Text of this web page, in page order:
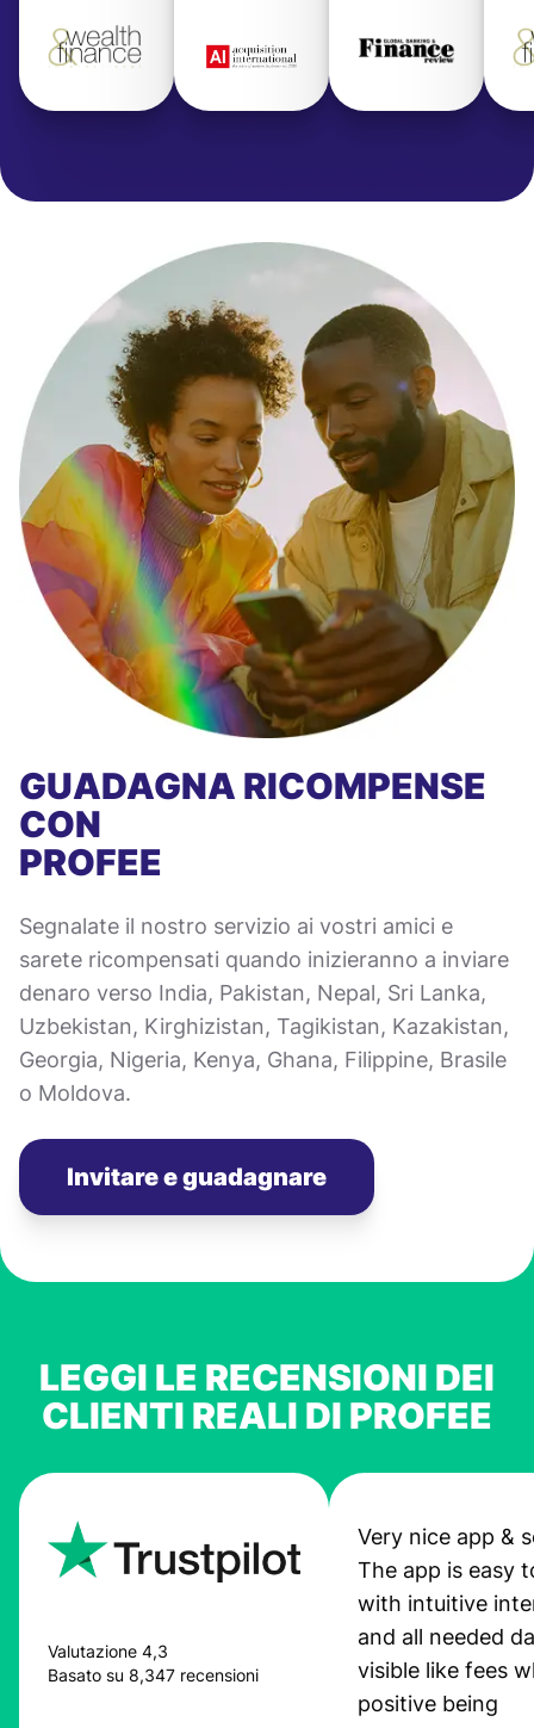
GUADAGNA RICOMPENSE
CON
PROFEE
Segnalate il nostro servizio ai vostri amici e
sarete ricompensati quando inizieranno a inviare
denaro verso India, Pakistan, Nepal, Sri Lanka,
Uzbekistan, Kirghizistan, Tagikistan, Kazakistan,
Georgia, Nigeria, Kenya, Ghana, Filippine, Brasile
o Moldova.
Invitare e guadagnare
LEGGI LE RECENSIONI DEI
CLIENTI REALI DI PROFEE
Valutazione 4,3
Basato su 8,347 recensioni
Very nice app &
The app is easy
with intuitive
and all needed
visible like fees
positive being